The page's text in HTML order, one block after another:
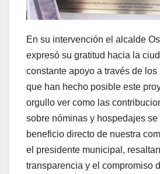
En su intervención el alcalde
expresó su gratitud hacia la
constante apoyo a través de
que han hecho posible este
orgullo ver como las
sobre nóminas y hospedajes se
beneficio directo de nuestra
el presidente municipal,
transparencia y el compromiso